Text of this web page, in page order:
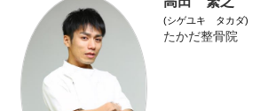
(シゲユキ タカダ)
たかだ整骨院